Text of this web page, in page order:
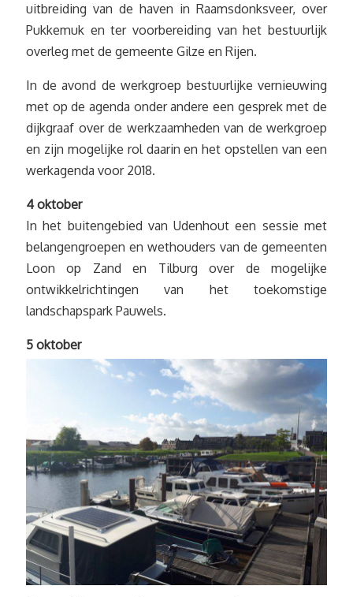
uitbreiding van de haven in Raamsdonksveer, over
Pukkemuk en ter voorbereiding van het bestuurlijk
overleg met de gemeente Gilze en Rijen.
In de avond de werkgroep bestuurlijke vernieuwing
met op de agenda onder andere een gesprek met de
dijkgraaf over de werkzaamheden van de werkgroep
en zijn mogelijke rol daarin en het opstellen van een
werkagenda voor 2018.
4 oktober
In het buitengebied van Udenhout een sessie met
belangengroepen en wethouders van de gemeenten
Loon op Zand en Tilburg over de mogelijke
ontwikkelrichtingen van het toekomstige
landschapspark Pauwels.
5 oktober